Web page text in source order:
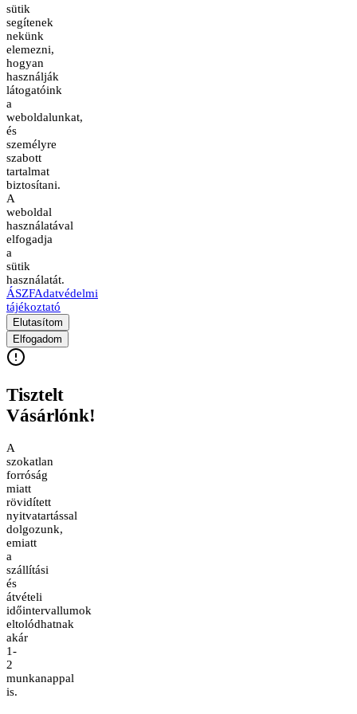
sütik
segítenek
nekünk
elemezni,
hogyan
használják
látogatóink
a
weboldalunkat,
és
személyre
szabott
tartalmat
biztosítani.
A
weboldal
használatával
elfogadja
a
sütik
használatát.
ÁSZFAdatvédelmi
tájékoztató
Elutasítom
Elfogadom
Tisztelt
Vásárlónk!
A
szokatlan
forróság
miatt
rövidített
nyitvatartással
dolgozunk,
emiatt
a
szállítási
és
átvételi
időintervallumok
eltolódhatnak
akár
1-
2
munkanappal
is.